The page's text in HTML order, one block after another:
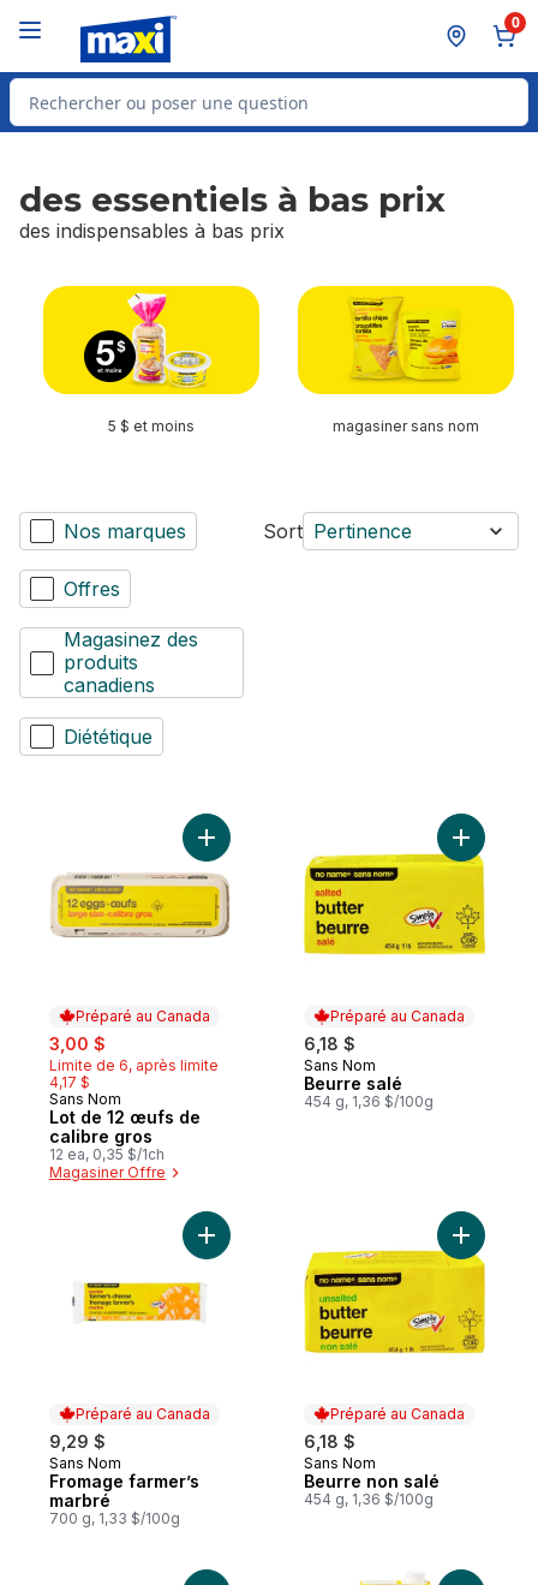
0
Rechercher des produits
des essentiels à bas prix
des indispensables à bas prix
sauter des essentiels à bas prix
5 $ et moins magasiner sans nom
Nos marques
Offres
Magasinez des
produits
canadiens
Diététique
Sort Pertinence
Préparé au Canada
sale:
3,00 $
Limite de 6, après limite
4,17 $
Préparé au Canada
Sans Nom
Lot de 12 œufs de
calibre gros
12 ea, 0,35 $/1ch
Magasiner Offre
Ajouter Lot de 12 œufs de calibre gros au
Préparé au Canada
6,18 $
Préparé au Canada
Sans Nom
Beurre salé
454 g, 1,36 $/100g
Ajouter
Préparé au Canada
9,29 $
Préparé au Canada
Sans Nom
Fromage farmer’s
marbré
700 g, 1,33 $/100g
Ajouter Fromage farmer’s marbré au
Préparé au Canada
6,18 $
Préparé au Canada
Sans Nom
Beurre non salé
454 g, 1,36 $/100g
Ajouter